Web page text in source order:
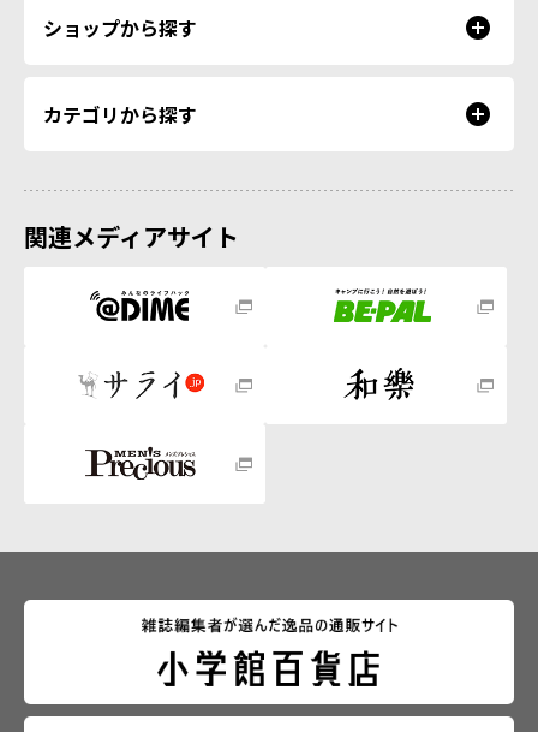
ショップから探す
カテゴリから探す
関連メディアサイト